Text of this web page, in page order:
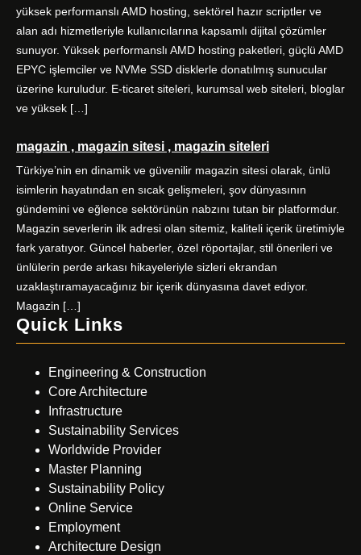
yüksek performanslı AMD hosting, sektörel hazır scriptler ve
alan adı hizmetleriyle kullanıcılarına kapsamlı dijital çözümler
sunuyor. Yüksek performanslı AMD hosting paketleri, güçlü AMD
EPYC işlemciler ve NVMe SSD disklerle donatılmış sunucular
üzerine kuruludur. E-ticaret siteleri, kurumsal web siteleri, bloglar
ve yüksek […]
magazin , magazin sitesi , magazin siteleri
Türkiye’nin en dinamik ve güvenilir magazin sitesi olarak, ünlü
isimlerin hayatından en sıcak gelişmeleri, şov dünyasının
gündemini ve eğlence sektörünün nabzını tutan bir platformdur.
Magazin severlerin ilk adresi olan sitemiz, kaliteli içerik üretimiyle
fark yaratıyor. Güncel haberler, özel röportajlar, stil önerileri ve
ünlülerin perde arkası hikayeleriyle sizleri ekrandan
uzaklaştıramayacağınız bir içerik dünyasına davet ediyor.
Magazin […]
Quick Links
Engineering & Construction
Core Architecture
Infrastructure
Sustainability Services
Worldwide Provider
Master Planning
Sustainability Policy
Online Service
Employment
Architecture Design